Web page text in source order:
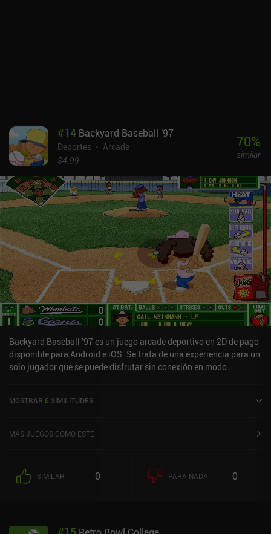
#14 Backyard Baseball '97
Deportes
Arcade
$4.99
70%
similar
Backyard Baseball '97 es un juego arcade deportivo en 2D de pago
disponible para Android e iOS. Se trata de una experiencia para un
solo jugador que se puede disfrutar sin conexión en modo
de 4 sobre 5,0 en la App Store de iOS.
MOSTRAR 6 SIMILITUDES
MÁS JUEGOS COMO ESTE
SIMILAR 0 PARA NADA 0